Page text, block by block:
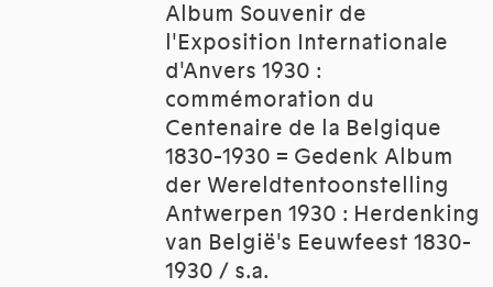
Album Souvenir de
l'Exposition Internationale
d'Anvers 1930 :
commémoration du
Centenaire de la Belgique
1830-1930 = Gedenk Album
der Wereldtentoonstelling
Antwerpen 1930 : Herdenking
van België's Eeuwfeest 1830-
1930 / s.a.